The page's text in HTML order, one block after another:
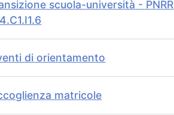
scuola-università - PNRR
di orientamento
matricole